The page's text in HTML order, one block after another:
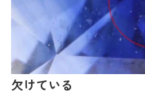
欠けている